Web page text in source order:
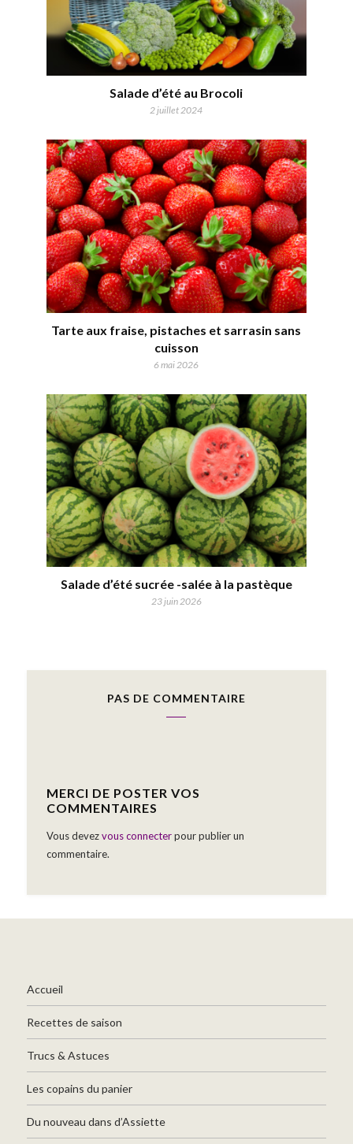
Salade d’été au Brocoli
2 juillet 2024
Tarte aux fraise, pistaches et sarrasin sans
cuisson
6 mai 2026
Salade d’été sucrée -salée à la pastèque
23 juin 2026
PAS DE COMMENTAIRE
MERCI DE POSTER VOS
COMMENTAIRES
Vous devezvous connecterpour publier un
commentaire.
Accueil
Recettes de saison
Trucs & Astuces
Les copains du panier
Du nouveau dans d’Assiette